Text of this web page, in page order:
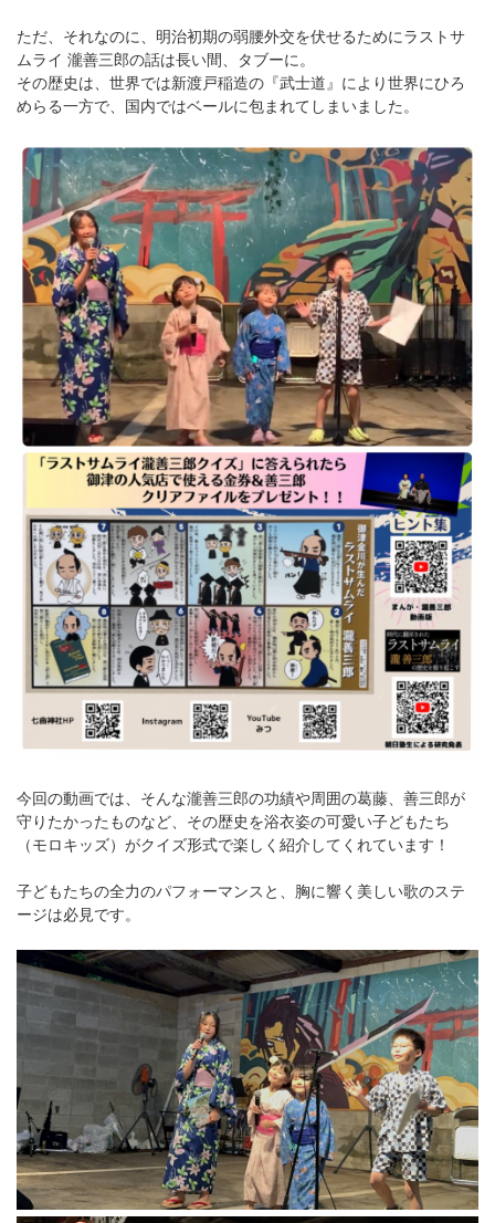
ただ、それなのに、明治初期の弱腰外交を伏せるためにラストサ
ムライ 瀧善三郎の話は長い間、タブーに。
その歴史は、世界では新渡戸稲造の『武士道』により世界にひろ
めらる一方で、国内ではベールに包まれてしまいました。
今回の動画では、そんな瀧善三郎の功績や周囲の葛藤、善三郎が
守りたかったものなど、その歴史を浴衣姿の可愛い子どもたち
（モロキッズ）がクイズ形式で楽しく紹介してくれています！
子どもたちの全力のパフォーマンスと、胸に響く美しい歌のステ
ージは必見です。